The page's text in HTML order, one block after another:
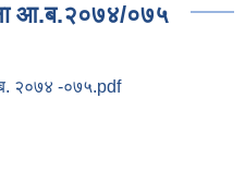
आ.ब.२०७४/०७५
२०७४ -०७५.pdf